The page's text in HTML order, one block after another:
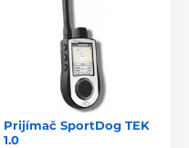
Prijímač SportDog TEK
1.0